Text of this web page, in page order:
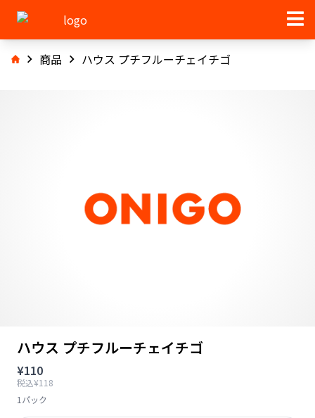
商品 ハウス プチフルーチェイチゴ
ハウス プチフルーチェイチゴ
¥110
税込¥118
1パック